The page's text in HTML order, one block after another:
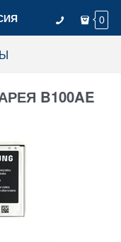
0
B100AE